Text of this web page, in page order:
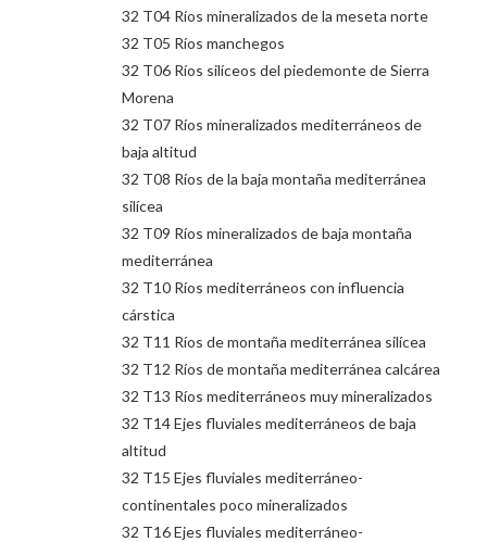
32 T04 Ríos mineralizados de la meseta norte
32 T05 Ríos manchegos
32 T06 Ríos silíceos del piedemonte de Sierra
Morena
32 T07 Ríos mineralizados mediterráneos de
baja altitud
32 T08 Ríos de la baja montaña mediterránea
silícea
32 T09 Ríos mineralizados de baja montaña
mediterránea
32 T10 Ríos mediterráneos con influencia
cárstica
32 T11 Ríos de montaña mediterránea silícea
32 T12 Ríos de montaña mediterránea calcárea
32 T13 Ríos mediterráneos muy mineralizados
32 T14 Ejes fluviales mediterráneos de baja
altitud
32 T15 Ejes fluviales mediterráneo-
continentales poco mineralizados
32 T16 Ejes fluviales mediterráneo-